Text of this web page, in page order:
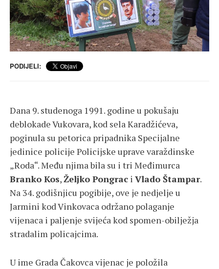
PODIJELI:
Dana 9. studenoga 1991. godine u pokušaju
deblokade Vukovara, kod sela Karadžićeva,
poginula su petorica pripadnika Specijalne
jedinice policije Policijske uprave varaždinske
„Roda“. Među njima bila su i tri Međimurca
Branko Kos,Željko Pongrac i Vlado Štampar.
Na 34. godišnjicu pogibije, ove je nedjelje u
Jarmini kod Vinkovaca održano polaganje
vijenaca i paljenje svijeća kod spomen-obilježja
stradalim policajcima.
U ime Grada Čakovca vijenac je položila